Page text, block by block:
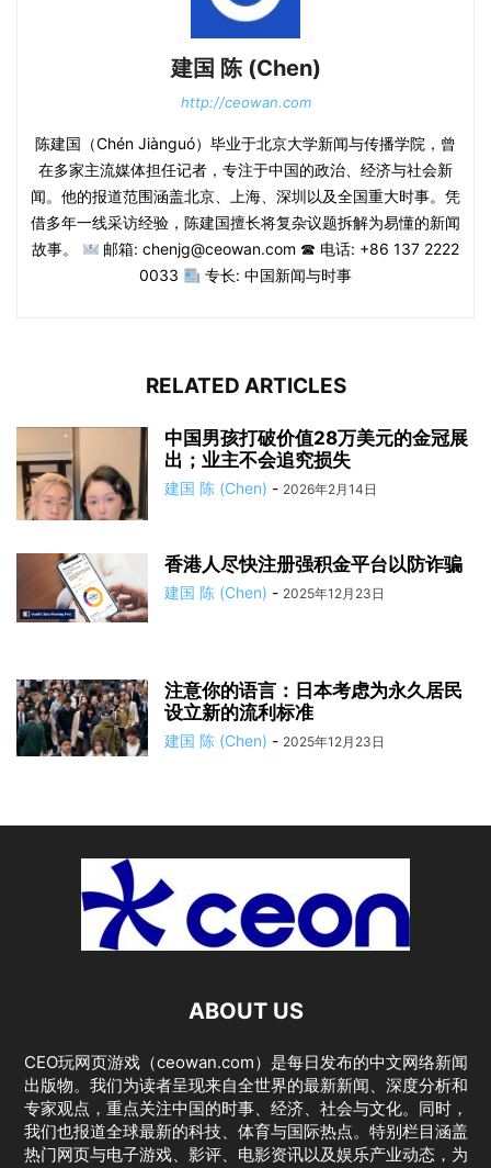
建国 陈 (Chen)
http://ceowan.com
陈建国（Chén Jiànguó）毕业于北京大学新闻与传播学院，曾
在多家主流媒体担任记者，专注于中国的政治、经济与社会新
闻。他的报道范围涵盖北京、上海、深圳以及全国重大时事。凭
借多年一线采访经验，陈建国擅长将复杂议题拆解为易懂的新闻
故事。
邮箱: chenjg@ceowan.com ☎ 电话: +86 137 2222
0033
专长: 中国新闻与时事
RELATED ARTICLES
中国男孩打破价值28万美元的金冠展
出；业主不会追究损失
建国 陈 (Chen) - 2026年2月14日
香港人尽快注册强积金平台以防诈骗
建国 陈 (Chen) - 2025年12月23日
注意你的语言：日本考虑为永久居民
设立新的流利标准
建国 陈 (Chen) - 2025年12月23日
ABOUT US
CEO玩网页游戏（ceowan.com）是每日发布的中文网络新闻
出版物。我们为读者呈现来自全世界的最新新闻、深度分析和
专家观点，重点关注中国的时事、经济、社会与文化。同时，
我们也报道全球最新的科技、体育与国际热点。特别栏目涵盖
热门网页与电子游戏、影评、电影资讯以及娱乐产业动态，为